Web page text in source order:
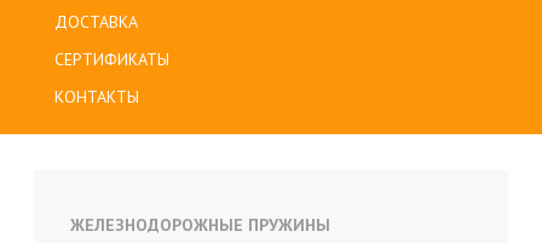
ДОСТАВКА
СЕРТИФИКАТЫ
КОНТАКТЫ
ЖЕЛЕЗНОДОРОЖНЫЕ ПРУЖИНЫ